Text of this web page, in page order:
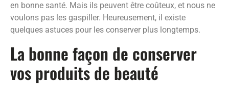
en bonne santé. Mais ils peuvent être coûteux, et nous ne
voulons pas les gaspiller. Heureusement, il existe
quelques astuces pour les conserver plus longtemps.
La bonne façon de conserver
vos produits de beauté